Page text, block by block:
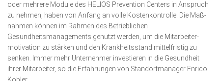
oder mehrere Module des HELIOS Prevention Centers in Anspruch
zu nehmen, haben von An­fang an volle Kostenkontrolle. Die Maß­
nahmen können im Rahmen des Betrieb­lichen
Gesundheitsmanage­ments genutzt werden, um die Mit­arbeiter­
moti­vation zu stärken und den Krankheits­stand mittelfristig zu
senken. Immer mehr Unternehmer investieren in die Gesundheit
ihrer Mit­arbeiter, so die Erfahrungen von Stand­ortmanager Enrico